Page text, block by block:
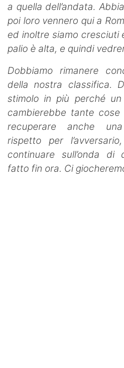
a quella dell’andata.
poi loro vennero qui a
ed inoltre siamo cresciuti
palio è alta, e quindi
Dobbiamo rimanere
della nostra classifica.
stimolo in più perché
cambierebbe tante
recuperare anche
rispetto per
continuare sull’onda di
fatto fin ora. Ci